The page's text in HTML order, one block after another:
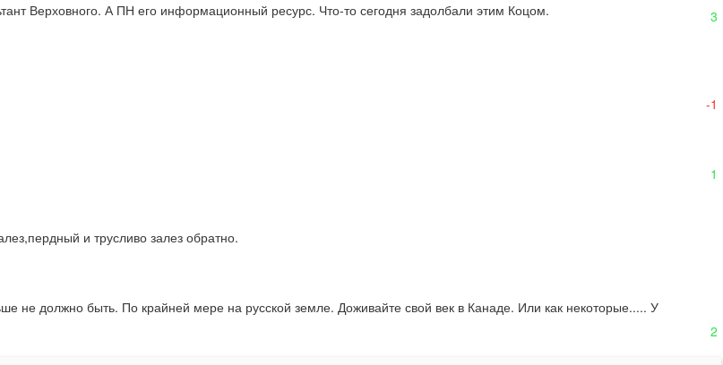
Верховного. А ПН его информационный ресурс. Что-то сегодня задолбали этим Коцом. 3
-1
1
и трусливо залез обратно.
не должно быть. По крайней мере на русской земле. Доживайте свой век в Канаде. Или как некоторые..... У
2